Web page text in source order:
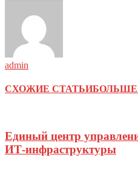
admin
СХОЖИЕ СТАТЬИБОЛЬШЕ
Единый центр
ИТ-инфраструктуры